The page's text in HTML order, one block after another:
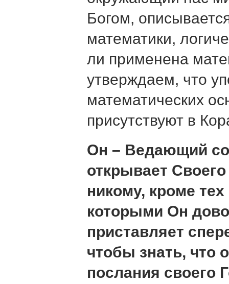
Богом,
математики,
ли применена
утверждаем, что
математических
присутствуют в
Он – Ведающий
открывает
никому, кроме
которыми Он
приставляет
чтобы знать, что
послания своего